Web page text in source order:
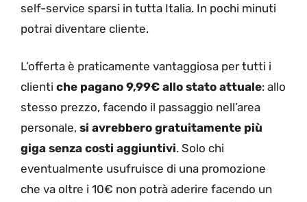
self-service sparsi in tutta Italia. In pochi minuti
potrai diventare cliente.
L’offerta è praticamente vantaggiosa per tutti i
clienti che pagano 9,99€ allo stato attuale: allo
stesso prezzo, facendo il passaggio nell’area
personale, si avrebbero gratuitamente più
giga senza costi aggiuntivi. Solo chi
eventualmente usufruisce di una promozione
che va oltre i 10€ non potrà aderire facendo un